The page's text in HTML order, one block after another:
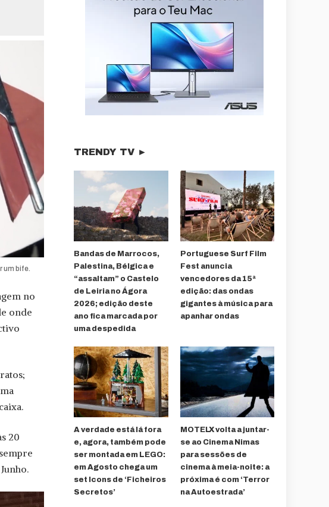
um bife.
no
onde
20
TRENDY TV ►
Bandas de Marrocos,
Palestina, Bélgica e
“assaltam” o Castelo
de Leiria no Ágora
2026; edição deste
ano fica marcada por
uma despedida
Portuguese Surf Film
Fest anuncia
vencedores da 15ª
edição: das ondas
gigantes à música para
apanhar ondas
A verdade está lá fora
e, agora, também pode
ser montada em LEGO:
em Agosto chega um
set Icons de ‘Ficheiros
Secretos’
MOTELX volta a juntar-
se ao Cinema Nimas
para sessões de
cinema à meia-noite: a
próxima é com ‘Terror
na Autoestrada’